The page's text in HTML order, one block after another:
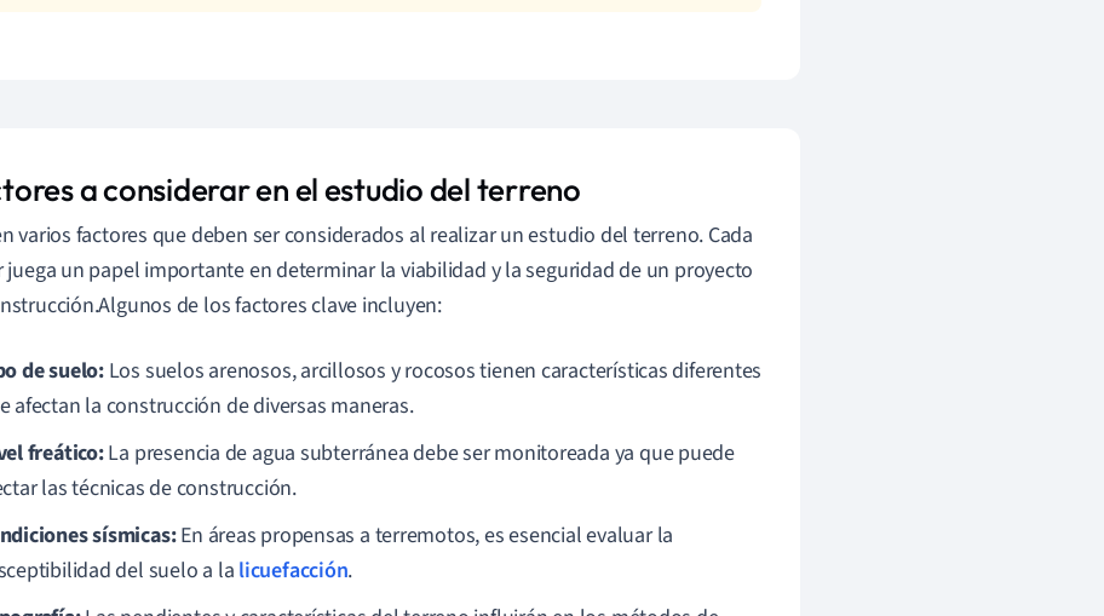
a considerar en el estudio del terreno
varios factores que deben ser considerados al realizar un estudio del terreno. Cada
juega un papel importante en determinar la viabilidad y la seguridad de un proyecto
de los factores clave incluyen:
de suelo:Los suelos arenosos, arcillosos y rocosos tienen características diferentes
afectan la construcción de diversas maneras.
freático:La presencia de agua subterránea debe ser monitoreada ya que puede
las técnicas de construcción.
sísmicas:En áreas propensas a terremotos, es esencial evaluar la
del suelo a la licuefacción.